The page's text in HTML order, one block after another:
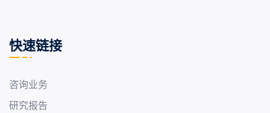
快速链接
咨询业务
研究报告